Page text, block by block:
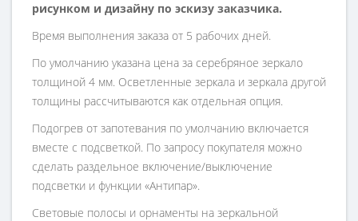
рисунком и дизайну по эскизу заказчика.
Время выполнения заказа от 5 рабочих дней.
По умолчанию указана цена за серебряное зеркало
толщиной 4 мм. Осветленные зеркала и зеркала другой
толщины рассчитываются как отдельная опция.
Подогрев от запотевания по умолчанию включается
вместе с подсветкой. По запросу покупателя можно
сделать раздельное включение/выключение
подсветки и функции «Антипар».
Световые полосы и орнаменты на зеркальной